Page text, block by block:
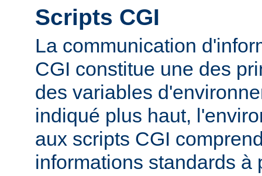
Scripts CGI
La communication
CGI constitue une des
des variables
indiqué plus haut,
aux scripts CGI
informations standards à